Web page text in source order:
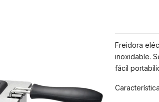
Freidora
inoxidable.
fácil